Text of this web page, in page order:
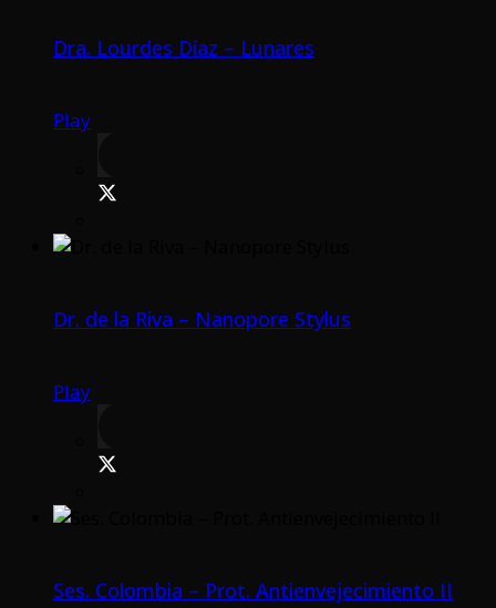
Dra. Lourdes Díaz – Lunares
Play
Dr. de la Riva – Nanopore Stylus
Play
Ses. Colombia – Prot. Antienvejecimiento II